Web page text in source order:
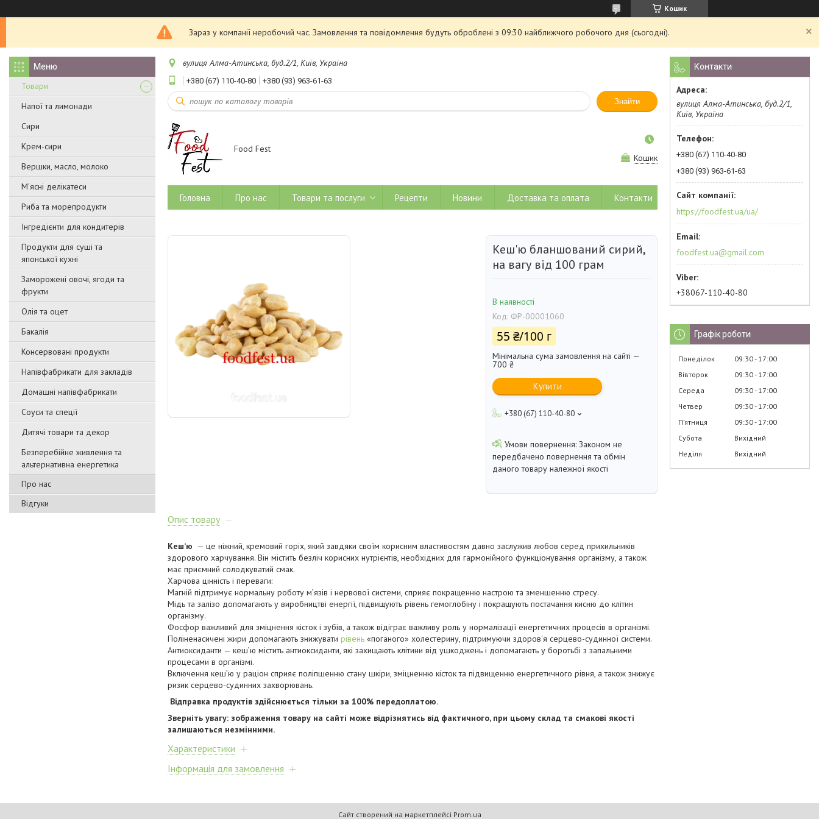
Кошик
Зараз у компанії неробочий час. Замовлення та повідомлення будуть оброблені з 09:30 найближчого робочого дня (сьогодні).
Товари
Напої та лимонади
Сири
Крем-сири
Вершки, масло, молоко
М'ясні делікатеси
Риба та морепродукти
Інгредієнти для кондитерів
Продукти для суші та
японської кухні
Заморожені овочі, ягоди та
фрукти
Олія та оцет
Бакалія
Консервовані продукти
Напівфабрикати для закладів
Домашні напівфабрикати
Соуси та спеції
Дитячі товари та декор
Безперебійне живлення та
альтернативна енергетика
Про нас
Відгуки
вулиця Алма-Атинська, буд.2/1, Київ, Україна
+380 (67) 110-40-80 +380 (93) 963-61-63
Знайти
Food Fest
Кошик
Головна Про нас Товари та послуги Рецепти Новини Доставка та оплата Контакти
Кеш'ю бланшований сирий,
на вагу від 100 грам
В наявності
Код: ФР-00001060
55 ₴/100 г
Мінімальна сума замовлення на сайті —
700 ₴
Купити
+380 (67) 110-40-80
Законом не
передбачено повернення та обмін
даного товару належної якості
Опис товару
Кешʼю — це ніжний, кремовий горіх, який завдяки своїм корисним властивостям давно заслужив любов серед прихильників
здорового харчування. Він містить безліч корисних нутрієнтів, необхідних для гармонійного функціонування організму, а також
має приємний солодкуватий смак.
Харчова цінність і переваги:
Магній підтримує нормальну роботу м’язів і нервової системи, сприяє покращенню настрою та зменшенню стресу.
Мідь та залізо допомагають у виробництві енергії, підвищують рівень гемоглобіну і покращують постачання кисню до клітин
організму.
Фосфор важливий для зміцнення кісток і зубів, а також відіграє важливу роль у нормалізації енергетичних процесів в організмі.
Поліненасичені жири допомагають знижувати рівень «поганого» холестерину, підтримуючи здоров'я серцево-судинної системи.
Антиоксиданти — кешʼю містить антиоксиданти, які захищають клітини від ушкоджень і допомагають у боротьбі з запальними
процесами в організмі.
Включення кешʼю у раціон сприяє поліпшенню стану шкіри, зміцненню кісток та підвищенню енергетичного рівня, а також знижує
ризик серцево-судинних захворювань.
Відправка продуктів здійснюється тільки за 100% передоплатою.
Зверніть увагу: зображення товару на сайті може відрізнятись від фактичного, при цьому склад та смакові якості
залишаються незмінними.
Характеристики
Інформація для замовлення
Контакти
вулиця Алма-Атинська, буд.2/1,
Київ, Україна
+380 (67) 110-40-80
+380 (93) 963-61-63
https://foodfest.ua/ua/
foodfest.ua@gmail.com
+38067-110-40-80
Графік роботи
Понеділок 09:30 17:00
Вівторок
09:30 17:00
Середа
09:30 17:00
Четвер
09:30 17:00
Пʼятниця
09:30 17:00
Субота
Вихідний
Неділя
Вихідний
Сайт створений на маркетплейсі Prom.ua